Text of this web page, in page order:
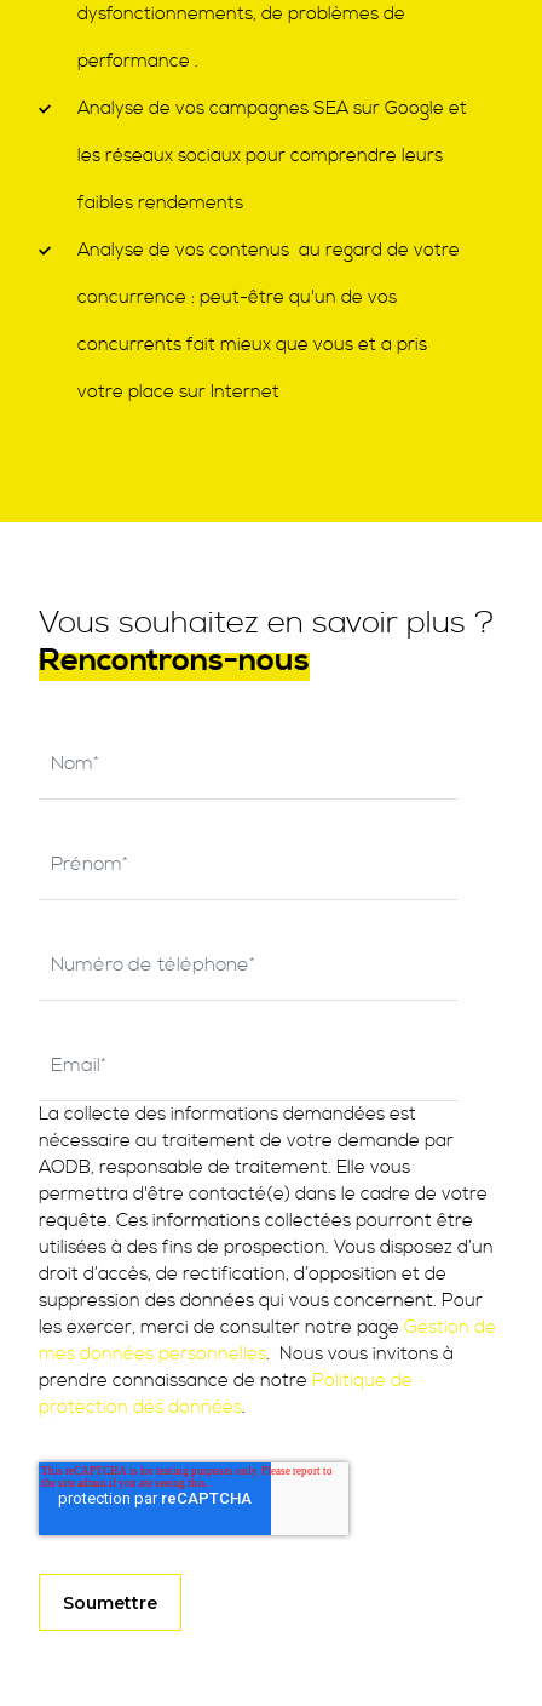
dysfonctionnements, de problèmes de
performance .
Analyse de vos campagnes SEA sur Google et
les réseaux sociaux pour comprendre leurs
faibles rendements
Analyse de vos contenus au regard de votre
concurrence : peut-être qu'un de vos
concurrents fait mieux que vous et a pris
votre place sur Internet
Vous souhaitez en savoir plus ?
Rencontrons-nous
La collecte des informations demandées est
nécessaire au traitement de votre demande par
AODB, responsable de traitement. Elle vous
permettra d'être contacté(e) dans le cadre de votre
requête. Ces informations collectées pourront être
utilisées à des fins de prospection. Vous disposez d’un
droit d’accès, de rectification, d’opposition et de
suppression des données qui vous concernent. Pour
les exercer, merci de consulter notre page Gestion de
mes données personnelles. Nous vous invitons à
prendre connaissance de notre Politique de
protection des données.